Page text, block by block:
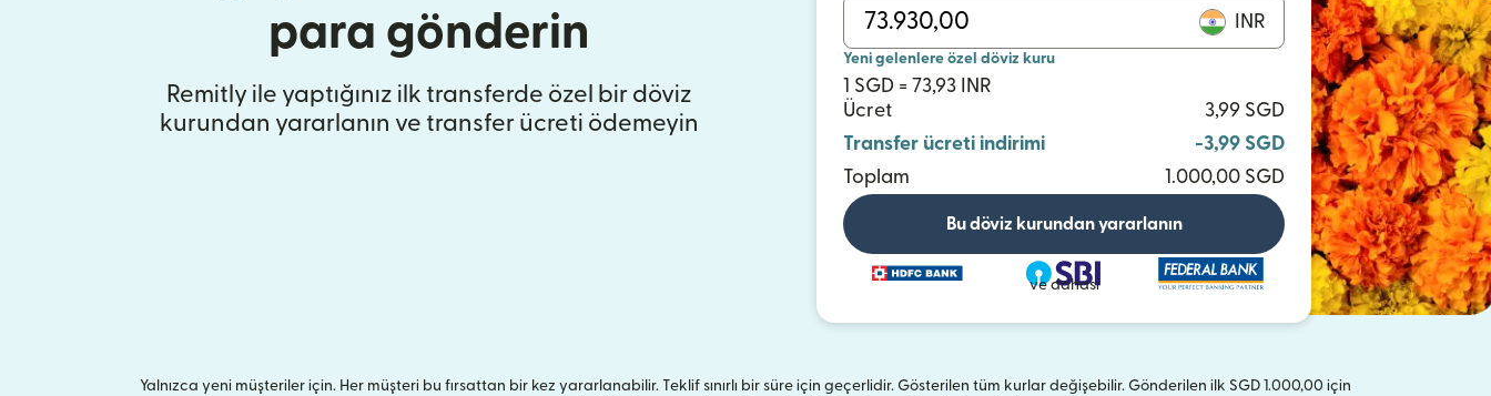
para gönderin
Remitly ile yaptığınız ilk transferde özel bir döviz
kurundan yararlanın ve transfer ücreti ödemeyin
INR
Yeni gelenlere özel döviz kuru
1 SGD = 73,93 INR
Ücret
3,99 SGD
Transfer ücreti indirimi
-3,99 SGD
Toplam
1.000,00 SGD
Bu döviz kurundan yararlanın
ve dahası
Yalnızca yeni müşteriler için. Her müşteri bu fırsattan bir kez yararlanabilir. Teklif sınırlı bir süre için geçerlidir. Gösterilen tüm kurlar değişebilir. Gönderilen ilk SGD 1.000,00 için